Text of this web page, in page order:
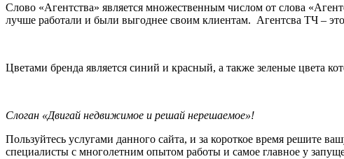
Слово «Агентства» является множественным числом от слова
лучше работали и были выгоднее своим клиентам. Агентсва ТЧ –
Цветами бренда является синий и красный, а также зеленые цвета
Слоган «Двигай недвижимое и решай нерешаемое»!
Пользуйтесь услугами данного сайта, и за короткое время решите
специалисты с многолетним опытом работы и самое главное у